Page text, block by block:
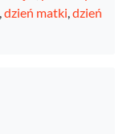
,dzień matki,dzień